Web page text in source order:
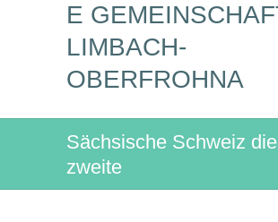
E
LIMBACH-
OBERFROHNA
Sächsische Schweiz die
zweite